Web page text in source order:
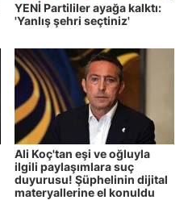
YENİ Partililer ayağa kalktı:
'Yanlış şehri seçtiniz'
Ali Koç'tan eşi ve oğluyla
ilgili paylaşımlara suç
duyurusu! Şüphelinin dijital
materyallerine el konuldu